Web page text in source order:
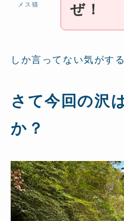
メス猫
ぜ！
しか言ってない気がす
さて今回の沢
か？